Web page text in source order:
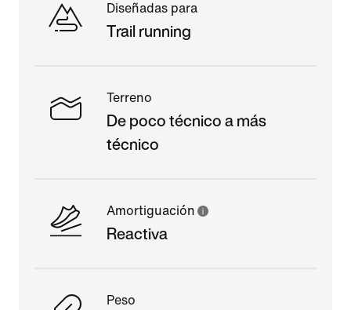
Diseñadas para
Trail running
Terreno
De poco técnico a más
técnico
Amortiguación
Reactiva
Peso